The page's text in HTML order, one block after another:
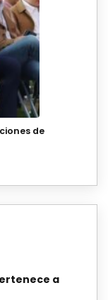
de
a